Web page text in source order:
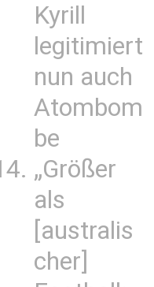
Kyrill
legitimiert
nun auch
Atombom
be
„Größer
als
[australis
cher]